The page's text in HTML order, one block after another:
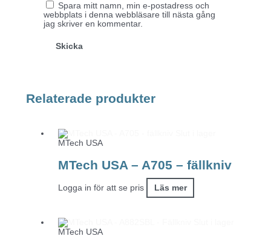
Spara mitt namn, min e-postadress och
webbplats i denna webbläsare till nästa gång
jag skriver en kommentar.
Relaterade produkter
MTech USA
MTech USA – A705 – fällkniv
Logga in för att se pris Läs mer
MTech USA